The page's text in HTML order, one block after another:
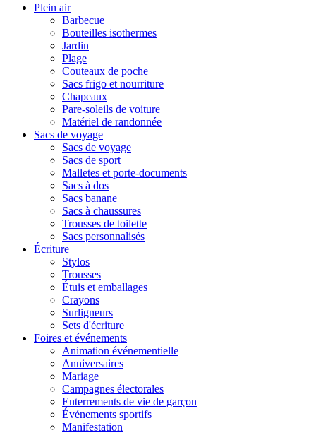
Plein air
Barbecue
Bouteilles isothermes
Jardin
Plage
Couteaux de poche
Sacs frigo et nourriture
Chapeaux
Pare-soleils de voiture
Matériel de randonnée
Sacs de voyage
Sacs de voyage
Sacs de sport
Malletes et porte-documents
Sacs à dos
Sacs banane
Sacs à chaussures
Trousses de toilette
Sacs personnalisés
Écriture
Stylos
Trousses
Étuis et emballages
Crayons
Surligneurs
Sets d'écriture
Foires et événements
Animation événementielle
Anniversaires
Mariage
Campagnes électorales
Enterrements de vie de garçon
Événements sportifs
Manifestation